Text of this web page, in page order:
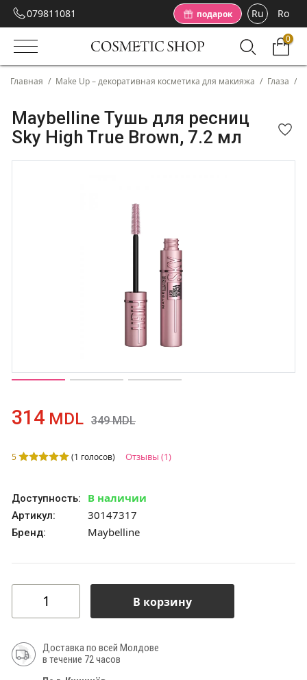
079811081 подарок Ru Ro
0
Главная / Make Up – декоративная косметика для макияжа / Глаза /
Maybelline Тушь для ресниц
Sky High True Brown, 7.2 мл
314 MDL 349MDL
5 (1 голосов) Отзывы (1)
Доступность: В наличии
Артикул: 30147317
Бренд: Maybelline
В корзину
Доставка по всей Молдове
в течение 72 часов